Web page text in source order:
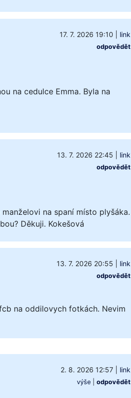
17. 7. 2026 19:10 link
odpovědět
na cedulce Emma. Byla na
13. 7. 2026 22:45 link
odpovědět
na spaní místo plyšáka.
Děkuji. Kokešová
13. 7. 2026 20:55 link
odpovědět
na oddilovych fotkách. Nevim
2. 8. 2026 12:57| link
výše| odpovědět